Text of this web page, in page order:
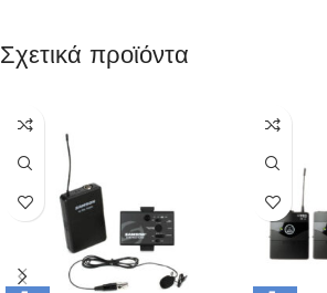
Σχετικά προϊόντα